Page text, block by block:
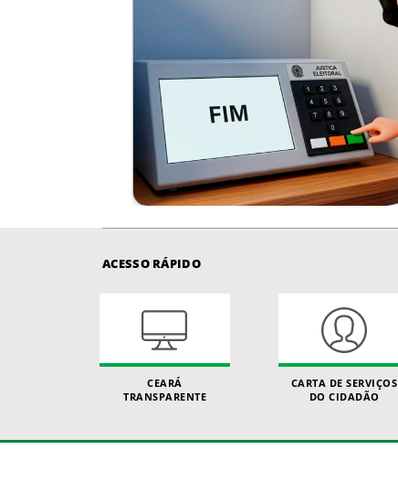
ACESSO RÁPIDO
CEARÁ
TRANSPARENTE
CARTA DE SERVIÇOS
DO CIDADÃO